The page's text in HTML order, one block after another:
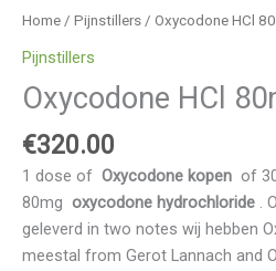
Home / Pijnstillers / Oxycodone HCl
Pijnstillers
Oxycodone HCl
€320.00
1 dose of Oxycodone kopen of
80mg oxycodone hydrochloride .
geleverd in two notes wij hebben
meestal from Gerot Lannach and